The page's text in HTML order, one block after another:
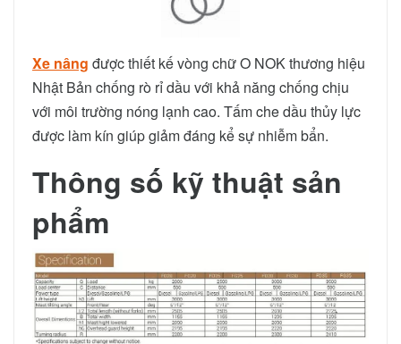
Xe nâng được thiết kế vòng chữ O NOK thương hiệu
Nhật Bản chống rò rỉ dầu với khả năng chống chịu
với môi trường nóng lạnh cao. Tấm che dầu thủy lực
được làm kín giúp giảm đáng kể sự nhiễm bẩn.
Thông số kỹ thuật sản
phẩm